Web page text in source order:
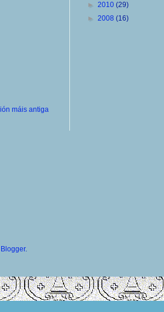
máis antiga
► 2010 (29)
► 2008 (16)
Blogger.